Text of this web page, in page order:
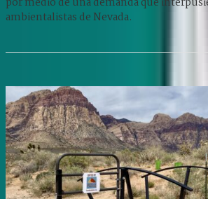
ambientalistas de Nevada.